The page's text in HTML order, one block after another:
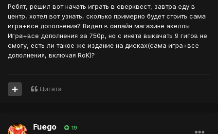
Ребят, решил вот начать играть в еверквест, завтра еду в
центр, хотел вот узнать, сколько примерно будет стоить сама
игра+все дополнения? Видел в онлайн магазине акеллы
Игра+все дополнения за 750р, но с инета выкачать 9 гигов не
смогу, есть ли такое же издание на дисках(сама игра+все
дополнения, включая RoK)?
Цитата
Fuego 19